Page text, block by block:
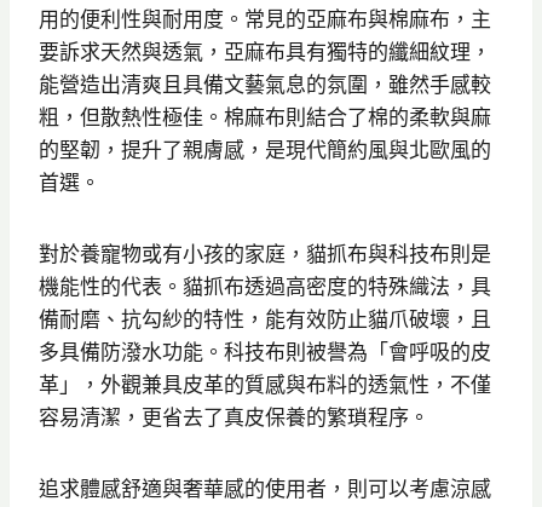
用的便利性與耐用度。常見的亞麻布與棉麻布，主
要訴求天然與透氣，亞麻布具有獨特的纖細紋理，
能營造出清爽且具備文藝氣息的氛圍，雖然手感較
粗，但散熱性極佳。棉麻布則結合了棉的柔軟與麻
的堅韌，提升了親膚感，是現代簡約風與北歐風的
首選。
對於養寵物或有小孩的家庭，貓抓布與科技布則是
機能性的代表。貓抓布透過高密度的特殊織法，具
備耐磨、抗勾紗的特性，能有效防止貓爪破壞，且
多具備防潑水功能。科技布則被譽為「會呼吸的皮
革」，外觀兼具皮革的質感與布料的透氣性，不僅
容易清潔，更省去了真皮保養的繁瑣程序。
追求體感舒適與奢華感的使用者，則可以考慮涼感